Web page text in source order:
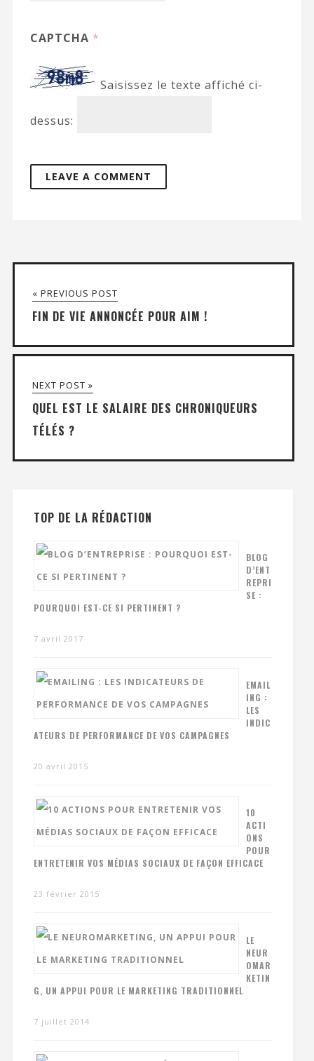
CAPTCHA *
Saisissez le texte affiché ci-
dessus:
« PREVIOUS POST
FIN DE VIE ANNONCÉE POUR AIM !
NEXT POST »
QUEL EST LE SALAIRE DES CHRONIQUEURS
TÉLÉS ?
TOP DE LA RÉDACTION
BLOG
D’ENT
REPRI
SE :
POURQUOI EST-CE SI PERTINENT ?
7 avril 2017
EMAIL
ING :
LES
INDIC
ATEURS DE PERFORMANCE DE VOS CAMPAGNES
20 avril 2015
10
ACTI
ONS
POUR
ENTRETENIR VOS MÉDIAS SOCIAUX DE FAÇON EFFICACE
23 février 2015
LE
NEUR
OMAR
KETIN
G, UN APPUI POUR LE MARKETING TRADITIONNEL
7 juillet 2014